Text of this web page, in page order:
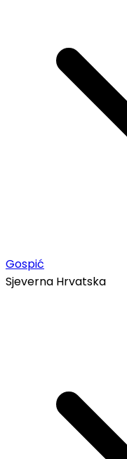
Gospić
Sjeverna Hrvatska